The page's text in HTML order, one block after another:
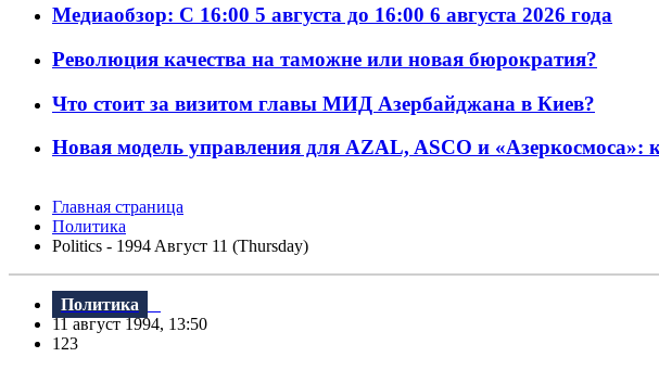
Медиаобзор: С 16:00 5 августа до 16:00 6 августа 2026 года
Революция качества на таможне или новая бюрократия?
Что стоит за визитом главы МИД Азербайджана в Киев?
Новая модель управления для AZAL, ASCO и «Азеркосмоса»:
Главная страница
Политика
Politics - 1994 Aвгуст 11 (Thursday)
Политика
11 август 1994, 13:50
123